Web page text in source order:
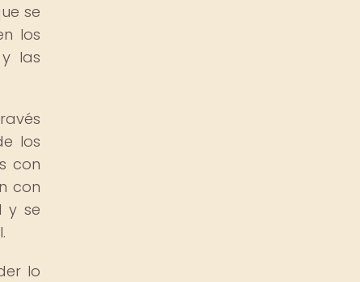
se
los
las
los
con
con
y se
lo